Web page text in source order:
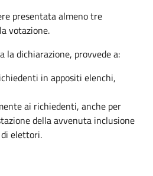
presentata almeno tre
votazione.
la dichiarazione, provvede a:
in appositi elenchi,
ai richiedenti, anche per
della avvenuta inclusione
elettori.